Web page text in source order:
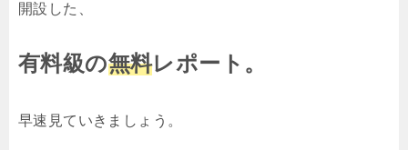
開設した、
有料級の無料レポート。
早速見ていきましょう。